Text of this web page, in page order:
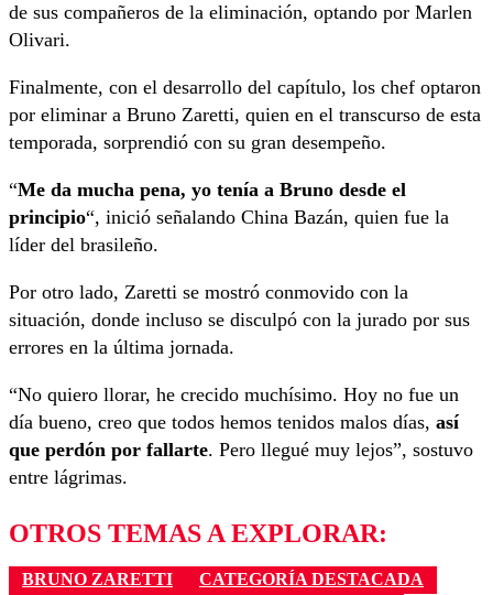
de sus compañeros de la eliminación, optando por Marlen
Olivari.
Finalmente, con el desarrollo del capítulo, los chef optaron
por eliminar a Bruno Zaretti, quien en el transcurso de esta
temporada, sorprendió con su gran desempeño.
“Me da mucha pena, yo tenía a Bruno desde el
principio“, inició señalando China Bazán, quien fue la
líder del brasileño.
Por otro lado, Zaretti se mostró conmovido con la
situación, donde incluso se disculpó con la jurado por sus
errores en la última jornada.
“No quiero llorar, he crecido muchísimo. Hoy no fue un
día bueno, creo que todos hemos tenidos malos días, así
que perdón por fallarte. Pero llegué muy lejos”, sostuvo
entre lágrimas.
OTROS TEMAS A EXPLORAR:
BRUNO ZARETTI
CATEGORÍA DESTACADA